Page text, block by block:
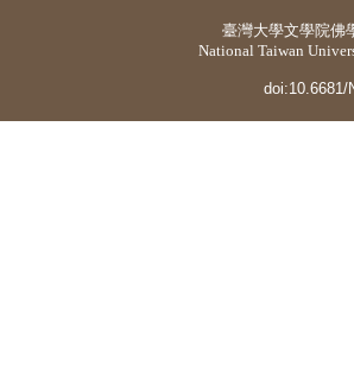
臺灣大學文學院佛
National Taiwan
doi:10.6681/